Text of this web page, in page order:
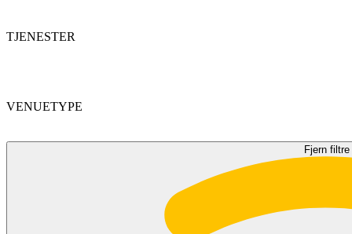
TJENESTER
VENUETYPE
Fjern filtre